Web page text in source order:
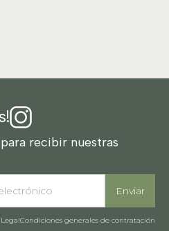
recibir nuestras
Condiciones generales de contratación